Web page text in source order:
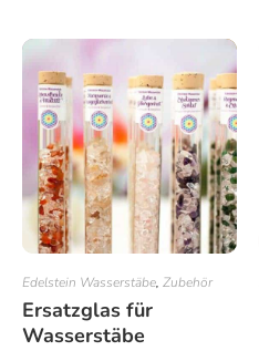
Edelstein Wasserstäbe, Zubehör
Ersatzglas für
Wasserstäbe